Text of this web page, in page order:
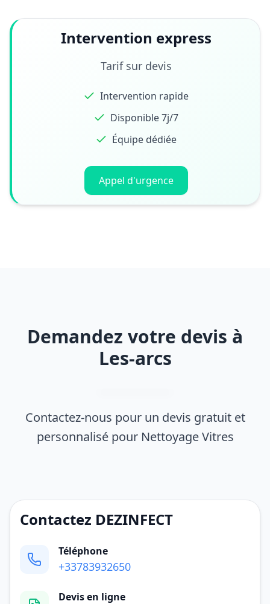
Intervention express
Tarif sur devis
Intervention rapide
Disponible 7j/7
Équipe dédiée
Appel d'urgence
Demandez votre devis à
Les-arcs
Contactez-nous pour un devis gratuit et
personnalisé pour Nettoyage Vitres
Contactez DEZINFECT
Téléphone
+33783932650
Devis en ligne